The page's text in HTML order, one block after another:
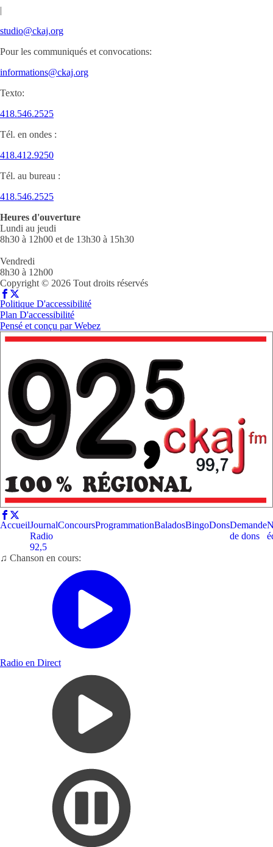
|
studio@ckaj.org
Pour les communiqués et convocations:
informations@ckaj.org
Texto:
418.546.2525
Tél. en ondes :
418.412.9250
Tél. au bureau :
418.546.2525
Heures d'ouverture
Lundi au jeudi
8h30 à 12h00 et de 13h30 à 15h30
Vendredi
8h30 à 12h00
Copyright © 2026 Tout droits réservés
Politique D'accessibilité
Plan D'accessibilité
Pensé et conçu parWebez
AccueilJournal
Radio
92,5
ConcoursProgrammationBaladosBingoDonsDemande
de dons
♫ Chanson en cours:
Radio en Direct